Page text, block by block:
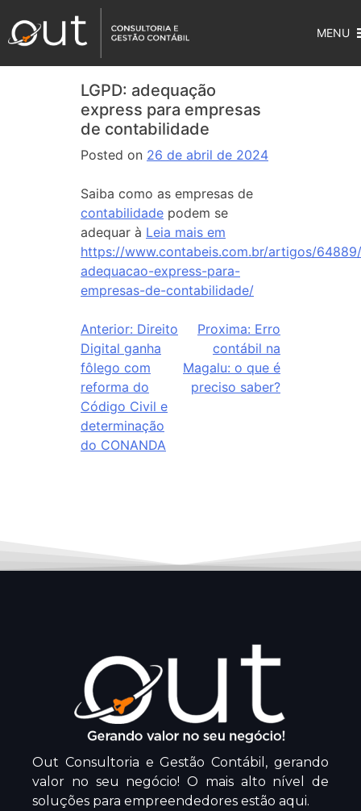
MENU
LGPD: adequação
express para empresas
de contabilidade
Posted on 26 de abril de 2024
Saiba como as empresas de
contabilidade podem se
adequar à Leia mais em
https://www.contabeis.com.br/artigos/
adequacao-express-para-
empresas-de-contabilidade/
Anterior: Direito
Digital ganha
fôlego com
reforma do
Código Civil e
determinação
do CONANDA
Proxima: Erro
contábil na
Magalu: o que é
preciso saber?
Out Consultoria e Gestão Contábil, gerando
valor no seu negócio! O mais alto nível de
soluções para empreendedores estão aqui.